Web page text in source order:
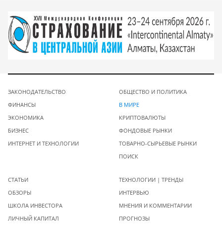
ЗАКОНОДАТЕЛЬСТВО
ФИНАНСЫ
ЭКОНОМИКА
БИЗНЕС
ИНТЕРНЕТ И ТЕХНОЛОГИИ
ОБЩЕСТВО И ПОЛИТИКА
В МИРЕ
КРИПТОВАЛЮТЫ
ФОНДОВЫЕ РЫНКИ
ТОВАРНО-СЫРЬЕВЫЕ РЫНКИ
ПОИСК
СТАТЬИ
ОБЗОРЫ
ШКОЛА ИНВЕСТОРА
ЛИЧНЫЙ КАПИТАЛ
ТЕХНОЛОГИИ | ТРЕНДЫ
ИНТЕРВЬЮ
МНЕНИЯ И КОММЕНТАРИИ
ПРОГНОЗЫ